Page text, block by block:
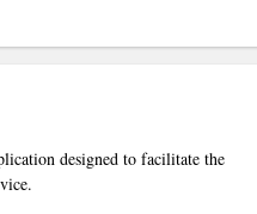
designed to facilitate the